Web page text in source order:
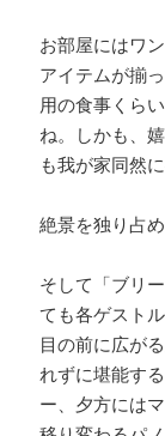
お部屋にはワ
アイテムが揃
用の食事くら
ね。しかも、
も我が家同然
絶景を独り占
そして「ブリ
ても各ゲスト
目の前に広が
れずに堪能す
ー、夕方には